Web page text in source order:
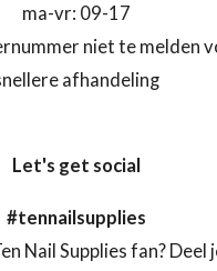
ma-vr: 09-17
niet te melden
afhandeling
Let's get social
#tennailsupplies
Nail Supplies fan? Deel